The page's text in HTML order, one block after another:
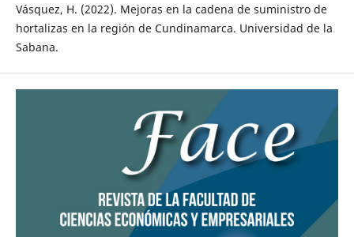
Vásquez, H. (2022). Mejoras en la cadena de suministro de
hortalizas en la región de Cundinamarca. Universidad de la
Sabana.